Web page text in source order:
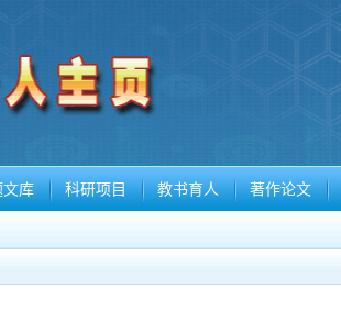
文库 科研项目 教书育人 著作论文